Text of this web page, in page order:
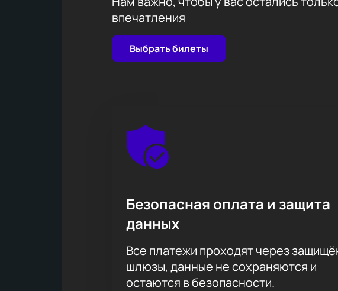
впечатления
Выбрать билеты
Безопасная оплата и защита
данных
Все платежи проходят через
шлюзы, данные не сохраняются и
остаются в безопасности.